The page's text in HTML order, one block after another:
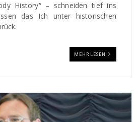
History“ – schneiden tief ins
das Ich unter historischen
MEHR LESEN